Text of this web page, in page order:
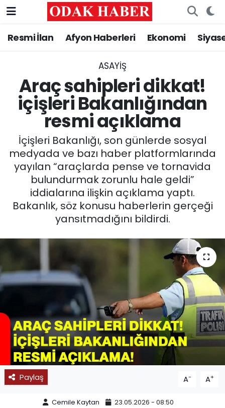
Resmi İlan Afyon Haberleri Ekonomi
ASAYİŞ
Araç sahipleri dikkat!
içişleri Bakanlığından
resmi açıklama
İçişleri Bakanlığı, son günlerde sosyal
medyada ve bazı haber platformlarında
yayılan “araçlarda pense ve tornavida
bulundurmak zorunlu hale geldi”
iddialarına ilişkin açıklama yaptı.
Bakanlık, söz konusu haberlerin gerçeği
yansıtmadığını bildirdi.
Paylaş A- A+
Cemile Kaytan 23.05.2026 - 08:50
AFYONKARAHİSAR HABERLERİ
ASAYİŞ
GÜNCEL
SİYASET
EĞİTİM
MAGAZİN
SAĞLIK
SPOR
11:11 MANŞET
Nöbetçi Eczaneler
Trafik Durumu
Süper Lig Puan Durumu ve Fikstür
Tüm Manşetler
Son Dakika Haberleri
Haber Arşivi